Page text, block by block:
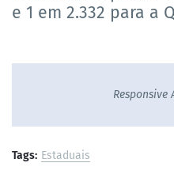
e 1 em 2.332 para a
Responsive
Tags: Estaduais